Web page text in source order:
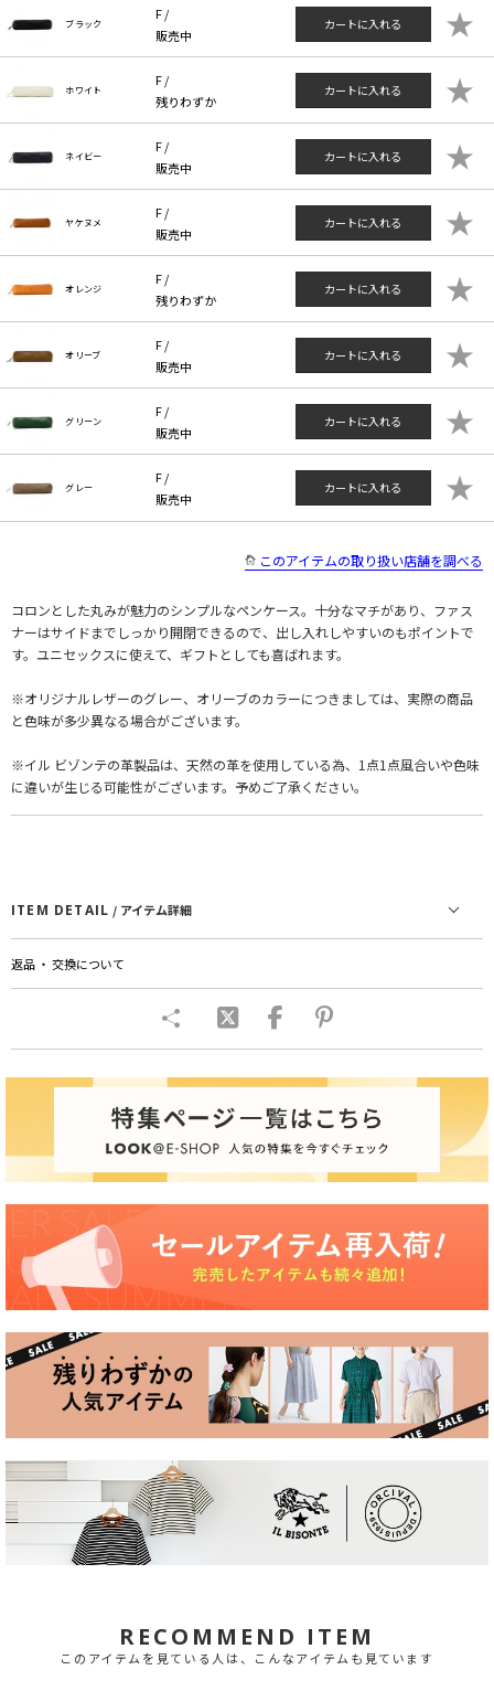
ブラック
F /
販売中
カートに入れる ★
ホワイト
F /
残りわずか
カートに入れる ★
ネイビー
F /
販売中
カートに入れる ★
ヤケヌメ
F /
販売中
カートに入れる ★
オレンジ
F /
残りわずか
カートに入れる ★
オリーブ
F /
販売中
カートに入れる ★
グリーン
F /
販売中
カートに入れる ★
グレー
F /
販売中
カートに入れる ★
このアイテムの取り扱い店舗を調べる
コロンとした丸みが魅力のシンプルなペンケース。十分なマチがあり、ファス
ナーはサイドまでしっかり開閉できるので、出し入れしやすいのもポイントで
す。ユニセックスに使えて、ギフトとしても喜ばれます。
※オリジナルレザーのグレー、オリーブのカラーにつきましては、実際の商品
と色味が多少異なる場合がございます。
※イル ビゾンテの革製品は、天然の革を使用している為、1点1点風合いや色味
に違いが生じる可能性がございます。予めご了承ください。
ITEM DETAIL / アイテム詳細
返品 ・ 交換について
RECOMMEND ITEM
このアイテムを見ている人は、こんなアイテムも見ています